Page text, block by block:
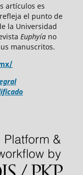
artículos es
el punto de
la Universidad
Euphyía no
manuscritos.